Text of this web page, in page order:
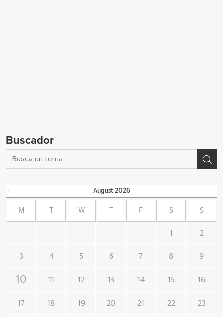
Buscador
August 2026
M W F S S
1 2
3 4 5 6 7 8 9
10 11 12 13 14 15 16
17 18 19 20 21 22 23